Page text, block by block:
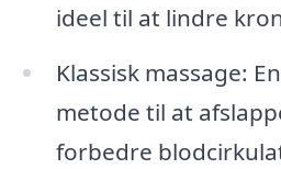
ideel til at lindre
Klassisk massage:
metode til at
forbedre